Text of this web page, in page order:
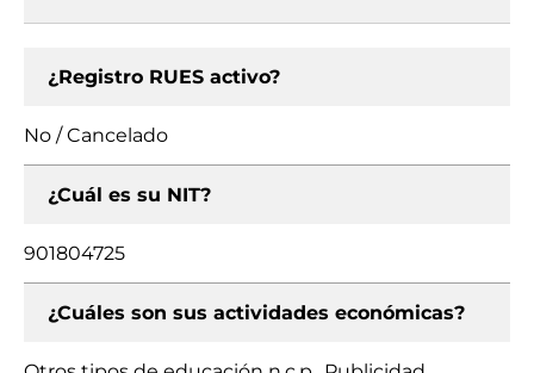
¿Registro RUES activo?
No / Cancelado
¿Cuál es su NIT?
901804725
¿Cuáles son sus actividades económicas?